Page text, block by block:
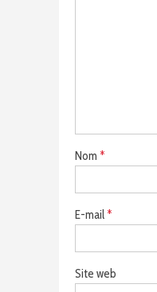
Nom *
E-mail*
Site web